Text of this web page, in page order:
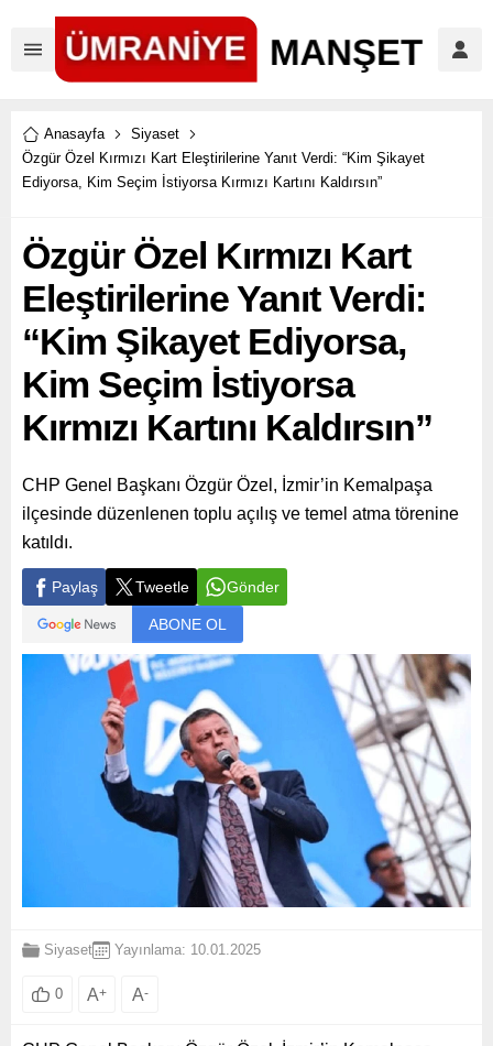
Anasayfa
Siyaset
Özgür Özel Kırmızı Kart Eleştirilerine Yanıt Verdi: “Kim Şikayet
Ediyorsa, Kim Seçim İstiyorsa Kırmızı Kartını Kaldırsın”
Özgür Özel Kırmızı Kart
Eleştirilerine Yanıt Verdi:
“Kim Şikayet Ediyorsa,
Kim Seçim İstiyorsa
Kırmızı Kartını Kaldırsın”
CHP Genel Başkanı Özgür Özel, İzmir’in Kemalpaşa
ilçesinde düzenlenen toplu açılış ve temel atma törenine
katıldı.
Paylaş Tweetle Gönder
ABONE OL
Siyaset Yayınlama: 10.01.2025
0 A+ A-